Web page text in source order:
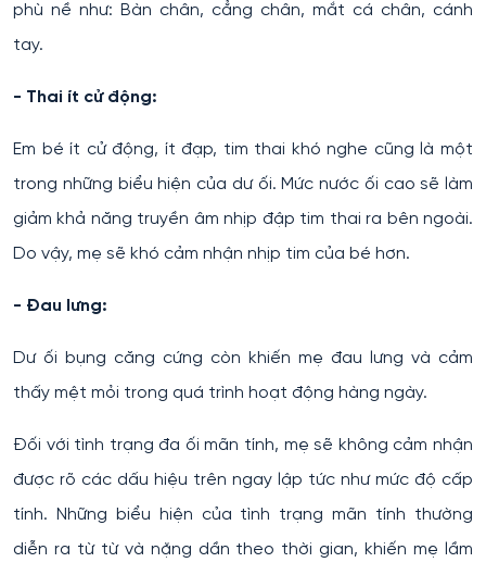
phù nề như: Bàn chân, cẳng chân, mắt cá chân, cánh
tay.
- Thai ít cử động:
Em bé ít cử động, ít đạp, tim thai khó nghe cũng là một
trong những biểu hiện của dư ối. Mức nước ối cao sẽ làm
giảm khả năng truyền âm nhịp đập tim thai ra bên ngoài.
Do vậy, mẹ sẽ khó cảm nhận nhịp tim của bé hơn.
- Đau lưng:
Dư ối bụng căng cứng còn khiến mẹ đau lưng và cảm
thấy mệt mỏi trong quá trình hoạt động hàng ngày.
Đối với tình trạng đa ối mãn tính, mẹ sẽ không cảm nhận
được rõ các dấu hiệu trên ngay lập tức như mức độ cấp
tính. Những biểu hiện của tình trạng mãn tính thường
diễn ra từ từ và nặng dần theo thời gian, khiến mẹ lầm